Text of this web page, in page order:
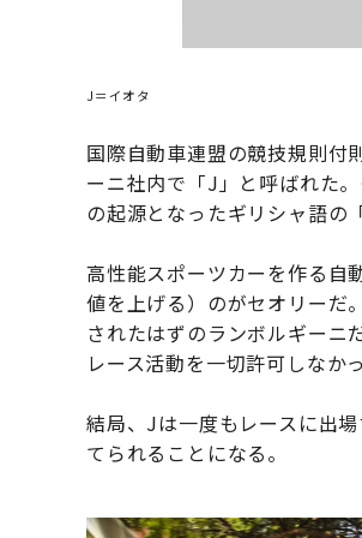
J＝イオタ
国際自動車連盟の競技規則付
ーニ社内で「J」と呼ばれた
の起源となったギリシャ語の
高性能スポーツカーを作る自
値を上げる）のがセオリーだ
されたはずのランボルギーニ
レース活動を一切許可しなかっ
結局、Jは一度もレースに出
てられることになる。